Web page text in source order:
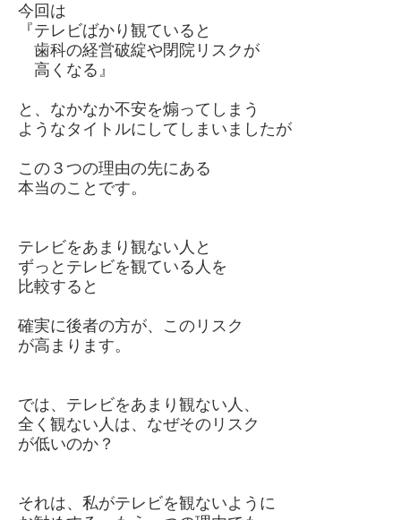
今回は
『テレビばかり観ていると
歯科の経営破綻や閉院リスクが
高くなる』
と、なかなか不安を煽ってしまう
ようなタイトルにしてしまいましたが
この３つの理由の先にある
本当のことです。
テレビをあまり観ない人と
ずっとテレビを観ている人を
比較すると
確実に後者の方が、このリスク
が高まります。
では、テレビをあまり観ない人、
全く観ない人は、なぜそのリスク
が低いのか？
それは、私がテレビを観ないように